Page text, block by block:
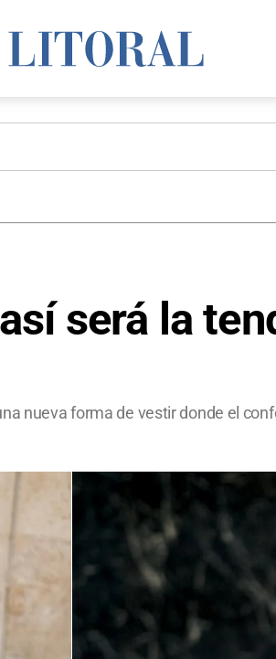
será la
nueva forma de vestir donde el